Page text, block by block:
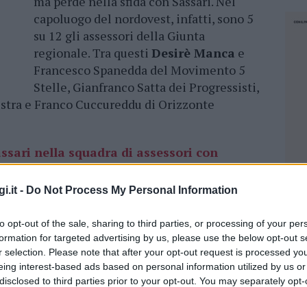
- Do Not Process My Personal Information
opt-out of the sale, sharing to third parties, or processing of your
for targeted advertising by us, please use the below opt-out
selection. Please note that after your opt-out request is processed
interest-based ads based on personal information utilized by us
to third parties prior to your opt-out. You may separately
capoluogo del nordovest, infatti, sono 5
su 12 gli assessori della Giunta
regionale. Tra questi Desirè Manca e
Francesco Spanedda del Movimento 5
Stelle, Gianfranco Satta dei Progressisti,
e Franco Cuccureddu di Orizzonte
nella squadra di assessori con
territoriale “Monte Acuto, Riviera di
Sardegna”, che ha destinato20 milioni di
Budduso’, Monti, Oschiri, Padru,
e Golfo Aranci.